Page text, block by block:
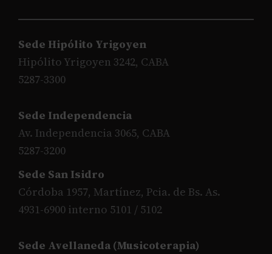
Sede Hipólito Yrigoyen
Hipólito Yrigoyen 3242, CABA
5287-3300
Sede Independencia
Av. Independencia 3065, CABA
5287-3200
Sede San Isidro
Córdoba 1957, Martínez, Pcia. de Bs. As.
4931-6900 interno 5101 / 5102
Sede Avellaneda (Musicoterapia)